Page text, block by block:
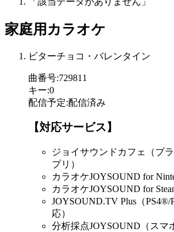
家庭用カラオケ
ビターチョコ・バレンタイン
曲番号:729811
キー:0
配信予定:配信済み
【対応サービス】
ジョイサウンドカフェ（ブ
プリ）
カラオケJOYSOUND for
カラオケJOYSOUND for
JOYSOUND.TV Plus（
応）
分析採点JOYSOUND（スマ